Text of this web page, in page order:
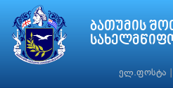
ბათუმის
ელ.ფოსტა